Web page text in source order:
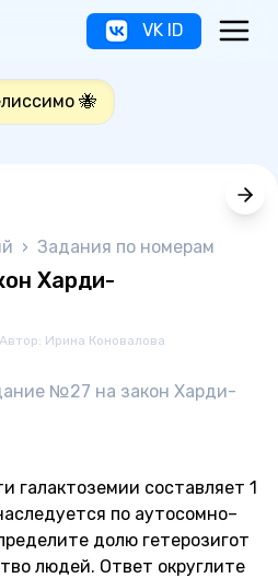
VK ID
🐝
› Задания по номерам
Харди-
Автор: Ирина Коновалова
№27 на закон Харди-
галактоземии составляет 1
по аутосомно–
долю гетерозигот
людей. Ответ округлите